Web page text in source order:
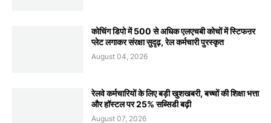
कोचिंग डिपो में 500 से अधिक एलएचबी कोचों में स्टिफऩर
प्लेट लगाकर संरक्षा सुदृढ़, रेल कर्मचारी पुरस्कृत
August 04, 2026
रेलवे कर्मचारियों के लिए बड़ी खुशखबरी, बच्चों की शिक्षा भत्ता
और हॉस्टल पर 25% सब्सिडी बढ़ी
August 07, 2026